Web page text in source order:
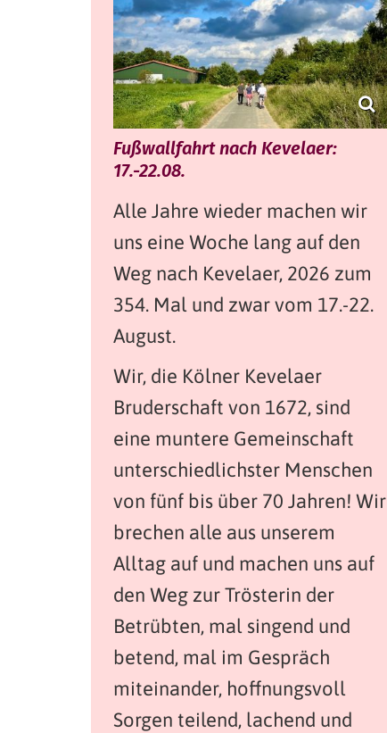
Fußwallfahrt nach Kevelaer:
17.-22.08.
Alle Jahre wieder machen wir
uns eine Woche lang auf den
Weg nach Kevelaer, 2026 zum
354. Mal und zwar vom 17.-22.
August.
Wir, die Kölner Kevelaer
Bruderschaft von 1672, sind
eine muntere Gemeinschaft
unterschiedlichster Menschen
von fünf bis über 70 Jahren! Wir
brechen alle aus unserem
Alltag auf und machen uns auf
den Weg zur Trösterin der
Betrübten, mal singend und
betend, mal im Gespräch
miteinander, hoffnungsvoll
Sorgen teilend, lachend und